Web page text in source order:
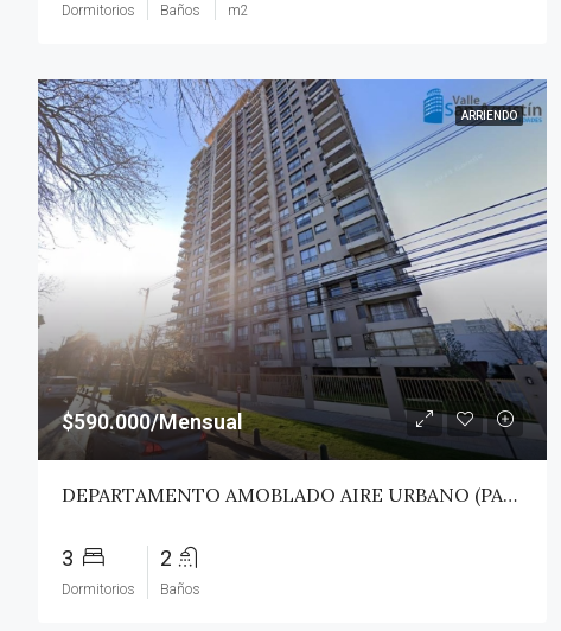
Dormitorios Baños m2
ARRIENDO
$590.000/Mensual
DEPARTAMENTO AMOBLADO AIRE URBANO (PAZ) – TALCA
3
Dormitorios
2
Baños